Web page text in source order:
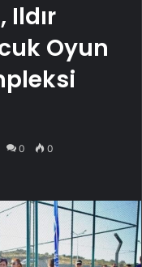
Ildır
Oyun
0 0